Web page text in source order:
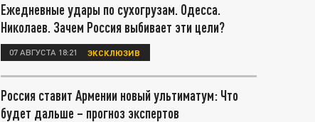
Ежедневные удары по сухогрузам. Одесса.
Николаев. Зачем Россия выбивает эти цели?
07 АВГУСТА 18:21 ЭКСКЛЮЗИВ
Россия ставит Армении новый ультиматум: Что
будет дальше – прогноз экспертов